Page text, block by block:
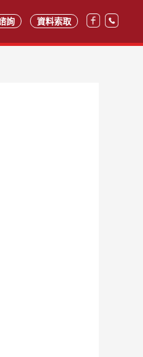
詢 資料索取